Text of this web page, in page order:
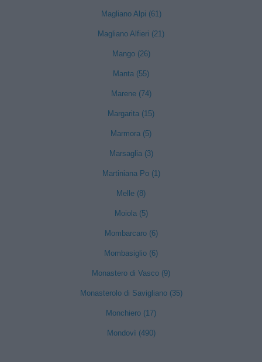
Magliano Alpi (61)
Magliano Alfieri (21)
Mango (26)
Manta (55)
Marene (74)
Margarita (15)
Marmora (5)
Marsaglia (3)
Martiniana Po (1)
Melle (8)
Moiola (5)
Mombarcaro (6)
Mombasiglio (6)
Monastero di Vasco (9)
Monasterolo di Savigliano (35)
Monchiero (17)
Mondovì (490)